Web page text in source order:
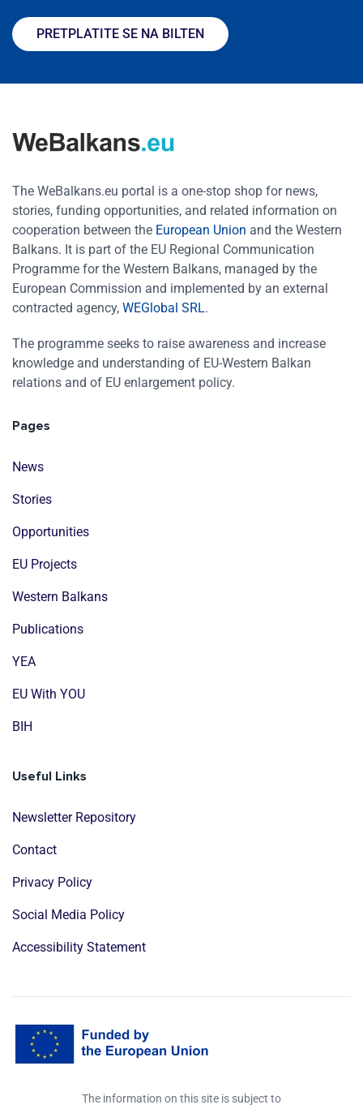
PRETPLATITE SE NA BILTEN
The WeBalkans.eu portal is a one-stop shop for news,
stories, funding opportunities, and related information on
cooperation between the European Union and the Western
Balkans. It is part of the EU Regional Communication
Programme for the Western Balkans, managed by the
European Commission and implemented by an external
contracted agency, WEGlobal SRL.
The programme seeks to raise awareness and increase
knowledge and understanding of EU-Western Balkan
relations and of EU enlargement policy.
Pages
News
Stories
Opportunities
EU Projects
Western Balkans
Publications
YEA
EU With YOU
BIH
Useful Links
Newsletter Repository
Contact
Privacy Policy
Social Media Policy
Accessibility Statement
The information on this site is subject to